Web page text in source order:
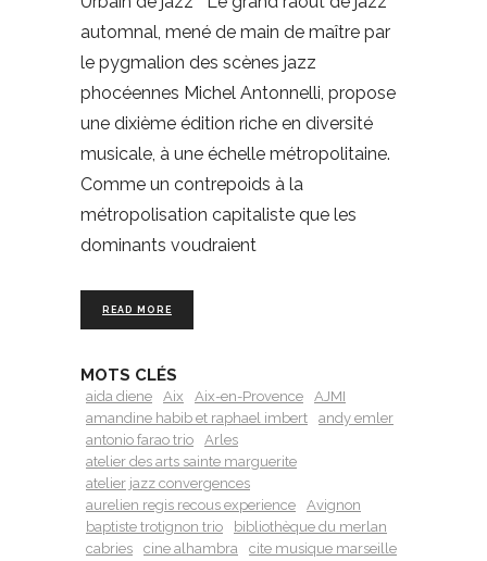
automnal, mené de main de maître par
le pygmalion des scènes jazz
phocéennes Michel Antonnelli, propose
une dixième édition riche en diversité
musicale, à une échelle métropolitaine.
Comme un contrepoids à la
métropolisation capitaliste que les
dominants voudraient
READ MORE
MOTS CLÉS
aida diene Aix Aix-en-Provence
AJMI
amandine habib et raphael imbert
andy emler
antonio farao trio
Arles
atelier des arts sainte marguerite
atelier jazz convergences
aurelien regis recous experience
Avignon
baptiste trotignon trio
bibliothèque du merlan
cabries
cine alhambra
cite musique marseille